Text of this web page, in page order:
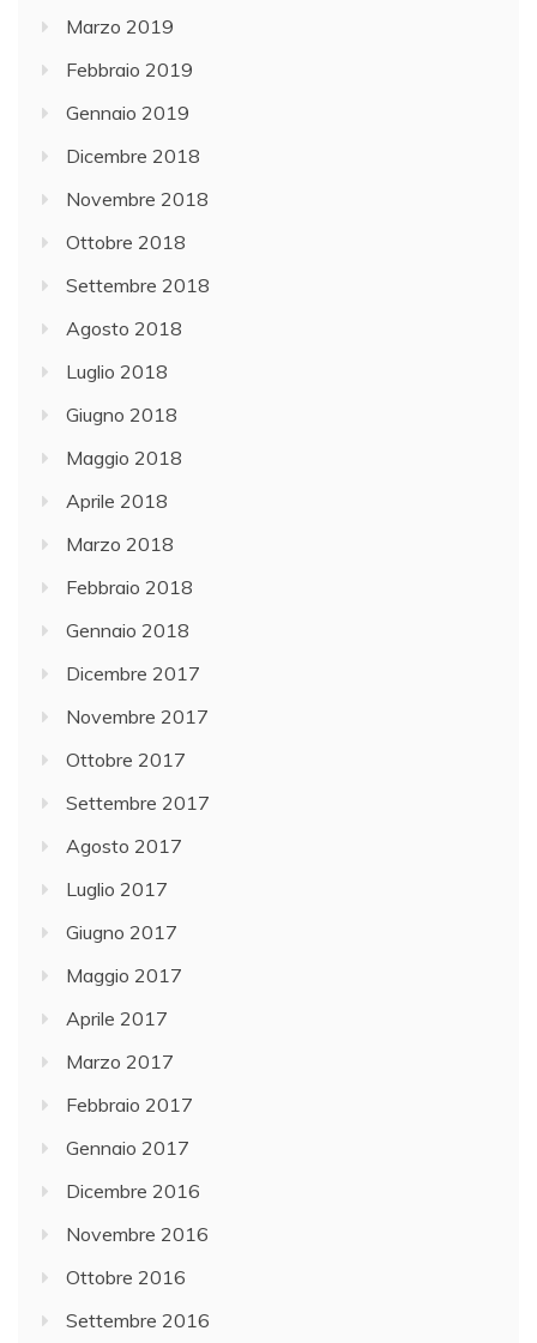
Marzo 2019
Febbraio 2019
Gennaio 2019
Dicembre 2018
Novembre 2018
Ottobre 2018
Settembre 2018
Agosto 2018
Luglio 2018
Giugno 2018
Maggio 2018
Aprile 2018
Marzo 2018
Febbraio 2018
Gennaio 2018
Dicembre 2017
Novembre 2017
Ottobre 2017
Settembre 2017
Agosto 2017
Luglio 2017
Giugno 2017
Maggio 2017
Aprile 2017
Marzo 2017
Febbraio 2017
Gennaio 2017
Dicembre 2016
Novembre 2016
Ottobre 2016
Settembre 2016